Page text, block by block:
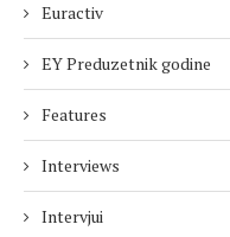
Euractiv
EY Preduzetnik godine
Features
Interviews
Intervjui